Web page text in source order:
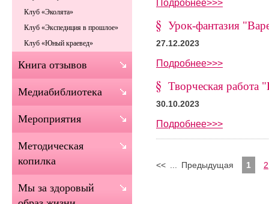
Урок-фантазия
27.12.2023
Подробнее>>>
Творческая работа
30.10.2023
Подробнее>>>
<< Предыдущая 1 2
Клуб «Эколята»
Клуб «Экспедиция в прошлое»
Клуб «Юный краевед»
Книга отзывов
Медиабиблиотека
Мероприятия
Методическая
копилка
Мы за здоровый